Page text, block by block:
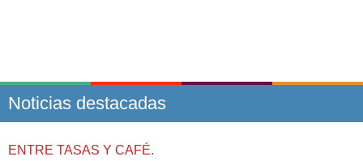
Noticias destacadas
ENTRE TASAS Y CAFÉ.